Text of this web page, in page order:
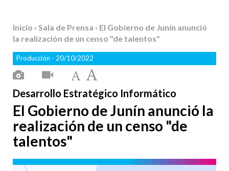
Inicio › Sala de Prensa › El Gobierno de Junín anunció
la realización de un censo "de talentos"
Producción - 20/10/2022
Desarrollo Estratégico Informático
El Gobierno de Junín anunció la
realización de un censo "de
talentos"